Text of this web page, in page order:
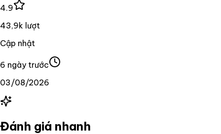
4.9
43,9k lượt
Cập nhật
6 ngày trước
03/08/2026
Đánh giá nhanh